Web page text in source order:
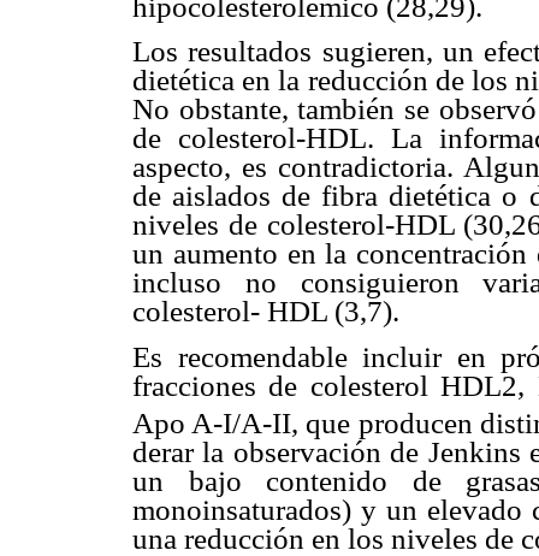
hipocolesterolémico (28,29).
Los resultados sugieren, un
dietética en la reducción de los
No obstante, también se
de colesterol-HDL. La
aspecto, es contradictoria.
de aislados de fibra dietética o
niveles de colesterol-HDL
un aumento en la
incluso no consiguieron
colesterol- HDL (3,7).
Es recomendable incluir en
fracciones de colesterol HDL2,
Apo A-I/A-II, que producen
derar la observación de
un bajo contenido de
monoinsaturados) y un
una reducción en los niveles de